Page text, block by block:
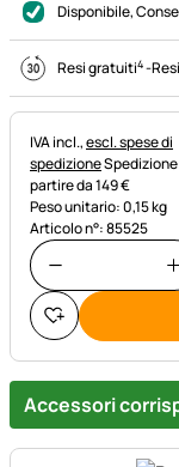
Disponibile,
Resi gratuiti4-
Informazioni fiscali:
IVA incl.,escl. spese di
spedizione
partire da 149 €
Peso unitario: 0,15 kg
Articolo n°: 85525
Accessori